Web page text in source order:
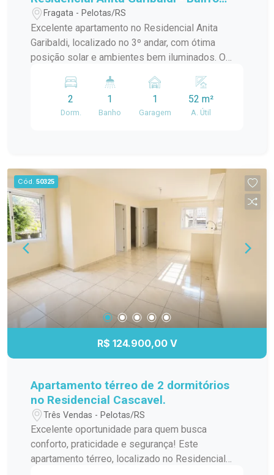
Fragata
Fragata - Pelotas/RS
Excelente apartamento no Residencial Anita
Garibaldi, localizado no 3º andar, com ótima
posição solar e ambientes bem iluminados. O
cozinha, área de serviço e banheiro social,
oferecendo conforto e praticidade para o dia a
Duque de Caxias, com fácil acesso a
supermercados, escolas, farmácias, transporte
público e demais conveniências. Ideal para quem
busca segurança, boa localização e excelente
custo-benefício.
2
Dorm.
1
Banho
1
Garagem
52 m²
A. Útil
Cód. 50325
R$ 124.900,00 V
Apartamento térreo de 2 dormitórios
no Residencial Cascavel.
Três Vendas - Pelotas/RS
Excelente oportunidade para quem busca
conforto, praticidade e segurança! Este
apartamento térreo, localizado no Residencial